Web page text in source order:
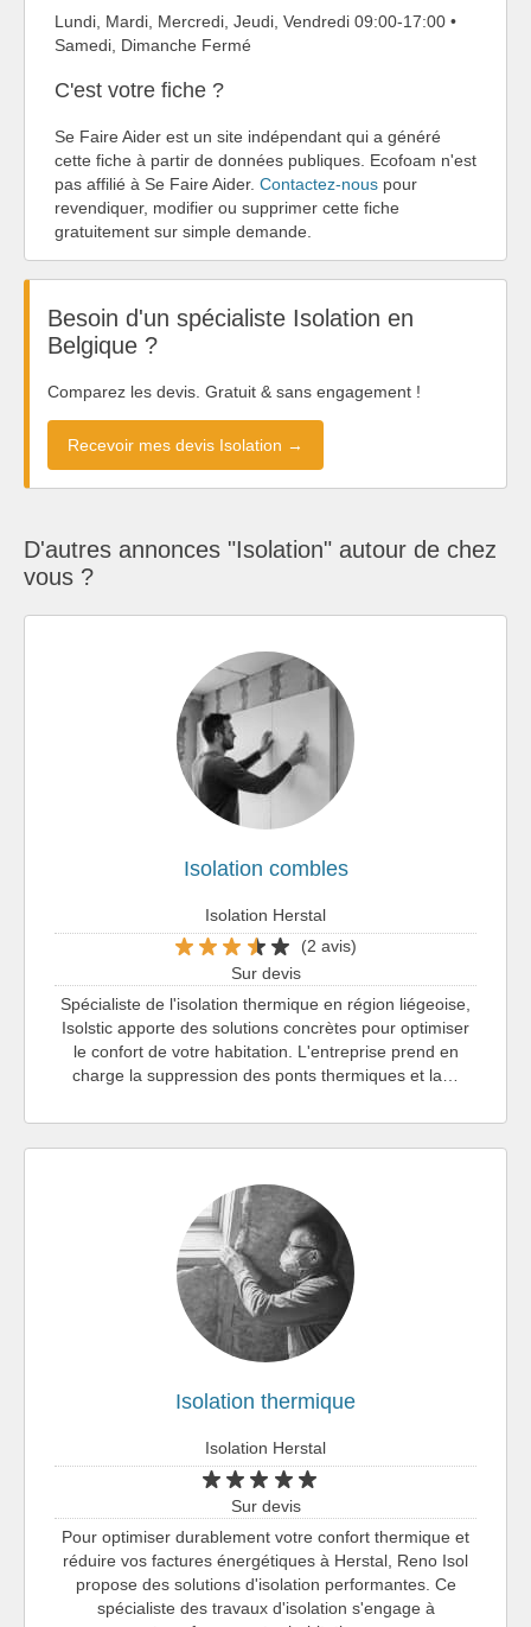
Lundi, Mardi, Mercredi, Jeudi, Vendredi 09:00-17:00 •
Samedi, Dimanche Fermé
C'est votre fiche ?
Se Faire Aider est un site indépendant qui a généré
cette fiche à partir de données publiques. Ecofoam n'est
pas affilié à Se Faire Aider. Contactez-nous pour
revendiquer, modifier ou supprimer cette fiche
gratuitement sur simple demande.
Besoin d'un spécialiste Isolation en
Belgique ?
Comparez les devis. Gratuit & sans engagement !
Recevoir mes devis Isolation →
D'autres annonces "Isolation" autour de chez
vous ?
Isolation combles
Isolation Herstal
(2 avis)
Sur devis
Spécialiste de l'isolation thermique en région liégeoise,
Isolstic apporte des solutions concrètes pour optimiser
le confort de votre habitation. L'entreprise prend en
charge la suppression des ponts thermiques et la…
Isolation thermique
Isolation Herstal
Sur devis
Pour optimiser durablement votre confort thermique et
réduire vos factures énergétiques à Herstal, Reno Isol
propose des solutions d'isolation performantes. Ce
spécialiste des travaux d'isolation s'engage à